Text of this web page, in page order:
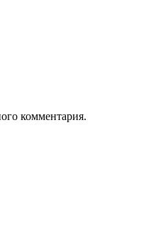
комментария.